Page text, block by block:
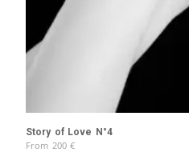
Story of Love N°4
From 200 €